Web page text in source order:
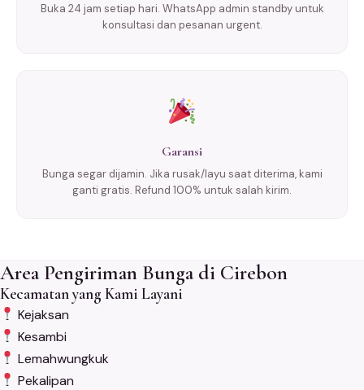
Buka 24 jam setiap hari. WhatsApp admin standby untuk
konsultasi dan pesanan urgent.
Garansi
Bunga segar dijamin. Jika rusak/layu saat diterima, kami
ganti gratis. Refund 100% untuk salah kirim.
Area Pengiriman Bunga di Cirebon
Kecamatan yang Kami Layani
Kejaksan
Kesambi
Lemahwungkuk
Pekalipan